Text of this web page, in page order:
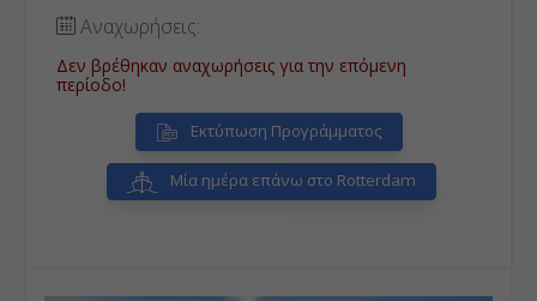
Αναχωρήσεις:
Δεν βρέθηκαν αναχωρήσεις για την επόμενη
περίοδο!
Εκτύπωση Προγράμματος
Μία ημέρα επάνω στο Rotterdam